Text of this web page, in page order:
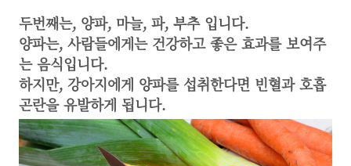
두번째는, 양파, 마늘, 파, 부추 입니다.
양파는, 사람들에게는 건강하고 좋은 효과를 보여주
는 음식입니다.
하지만, 강아지에게 양파를 섭취한다면 빈혈과 호흡
곤란을 유발하게 됩니다.